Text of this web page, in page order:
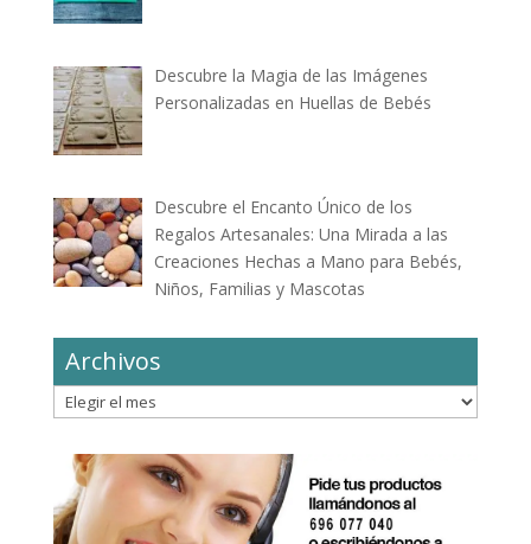
Descubre la Magia de las Imágenes
Personalizadas en Huellas de Bebés
Descubre el Encanto Único de los
Regalos Artesanales: Una Mirada a las
Creaciones Hechas a Mano para Bebés,
Niños, Familias y Mascotas
Archivos
Archivos